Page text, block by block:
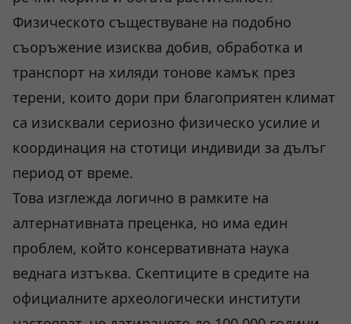
Физическото съществуване на подобно
съоръжение изисква добив, обработка и
транспорт на хиляди тонове камък през
терени, които дори при благоприятен климат
са изисквали сериозно физическо усилие и
координация на стотици индивиди за дълъг
период от време.
Това изглежда логично в рамките на
алтернативната преценка, но има един
проблем, който консервативната наука
веднага изтъква. Скептиците в средите на
официалните археологически институти